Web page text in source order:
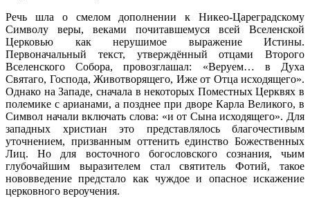
Речь шла о смелом дополнении к Никео-Цареградскому
Символу веры, веками почитавшемуся всей Вселенской
Церковью как нерушимое выражение Истины.
Первоначальный текст, утверждённый отцами Второго
Вселенского Собора, провозглашал: «Веруем… в Духа
Святаго, Господа, Животворящего, Иже от Отца исходящего».
Однако на Западе, сначала в некоторых Поместных Церквях в
полемике с арианами, а позднее при дворе Карла Великого, в
Символ начали включать слова: «и от Сына исходящего». Для
западных христиан это представлялось благочестивым
уточнением, призванным оттенить единство Божественных
Лиц. Но для восточного богословского сознания, чьим
глубочайшим выразителем стал святитель Фотий, такое
нововведение предстало как чуждое и опасное искажение
церковного вероучения.